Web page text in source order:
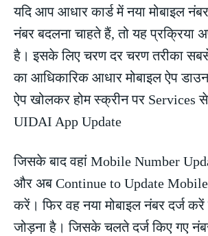
यदि आप आधार कार्ड में नया मोबाइल नंबर
नंबर बदलना चाहते हैं, तो यह प्रक्रिया
है। इसके लिए चरण दर चरण तरीका
का आधिकारिक आधार मोबाइल ऐप
ऐप खोलकर होम स्क्रीन पर Services
UIDAI App Update
जिसके बाद वहां Mobile Number
और अब Continue to Update
करें। फिर वह नया मोबाइल नंबर दर्ज
जोड़ना है। जिसके चलते दर्ज किए गए